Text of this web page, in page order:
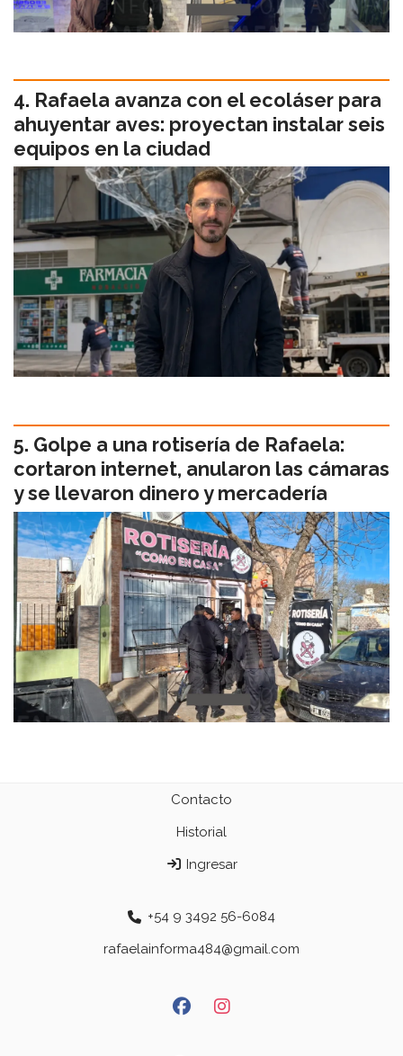
Rafaela avanza con el ecoláser para
ahuyentar aves: proyectan instalar seis
equipos en la ciudad
Golpe a una rotisería de Rafaela:
cortaron internet, anularon las cámaras
y se llevaron dinero y mercadería
Contacto
Historial
Ingresar
+54 9 3492 56-6084
rafaelainforma484@gmail.com